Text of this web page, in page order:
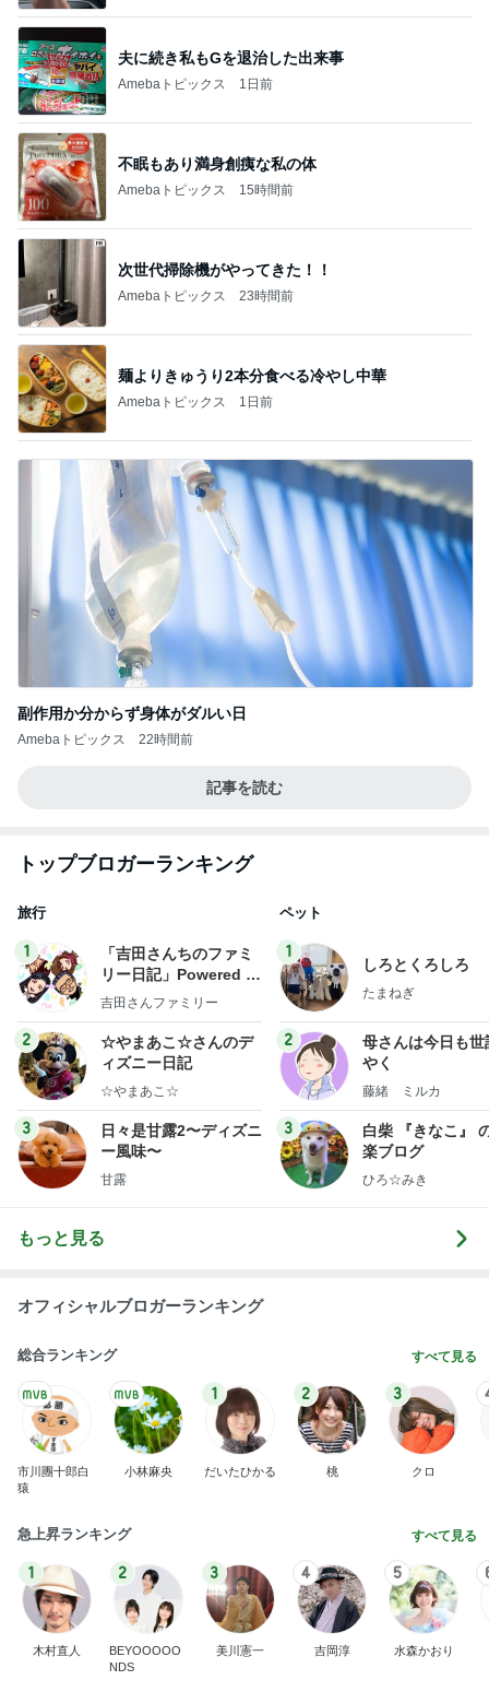
夫に続き私もGを退治した出来事
Amebaトピックス 1日前
不眠もあり満身創痍な私の体
Amebaトピックス 15時間前
次世代掃除機がやってきた！！
Amebaトピックス 23時間前
麺よりきゅうり2本分食べる冷やし中華
Amebaトピックス 1日前
副作用か分からず身体がダルい日
Amebaトピックス 22時間前
記事を読む
トップブロガーランキング
旅行
1
「吉田さんちのファミ
リー日記」Powered b
y Ameba 吉田さんファ
ログ
吉田さんファミリー
2
☆やまあこ☆さんのデ
ィズニー日記
☆やまあこ☆
3
日々是甘露2〜ディズニ
ー風味〜
甘露
ペット
1
しろとくろしろ
たまねぎ
2
母さんは今日も世
やく
藤緒 ミルカ
3
白柴 『きなこ』
楽ブログ
ひろ☆みき
もっと見る
オフィシャルブロガーランキング
総合ランキング すべて見る
市川團十郎白
猿
小林麻央
1
だいたひかる
2
桃
3
クロ
急上昇ランキング すべて見る
1
木村直人
2
BEYOOOOO
NDS
3
美川憲一
4
吉岡淳
5
水森かおり